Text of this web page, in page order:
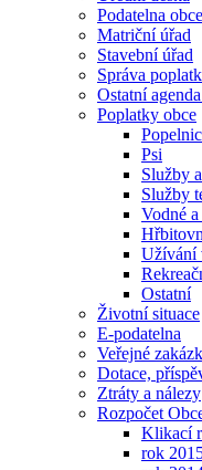
Podatelna obce
Matriční úřad
Stavební úřad
Správa
Ostatní
Poplatky obce
Psi
Služby
Služby
Vodné a
Užívání
Ostatní
Životní situace
E-podatelna
Veřejné
Dotace,
Ztráty a nálezy
Rozpočet
Klikací
rok